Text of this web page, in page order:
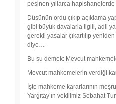
peşinen yıllarca hapishanelerde
Düşünün ordu çıkıp açıklama
gibi büyük davalarla ilgili, adil
gerekli yasalar çıkartılıp
diye…
Bu şu demek: Mevcut
Mevcut mahkemelerin verdiği
İşte mahkeme kararlarının
Yargıtay’ın vekilimiz Sebahat